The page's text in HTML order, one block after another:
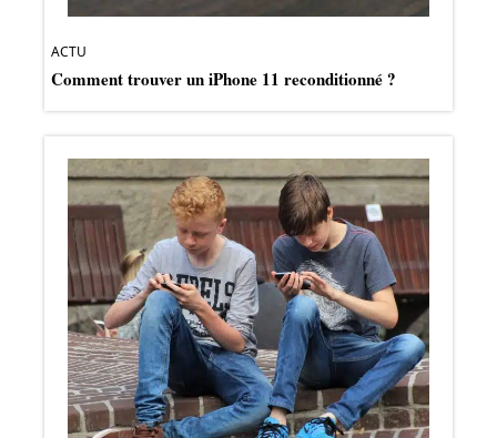
ACTU
Comment trouver un iPhone 11 reconditionné ?